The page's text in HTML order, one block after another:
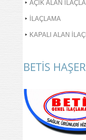
AÇIK ALAN
İLAÇLAMA
KAPALI ALAN
BETİS